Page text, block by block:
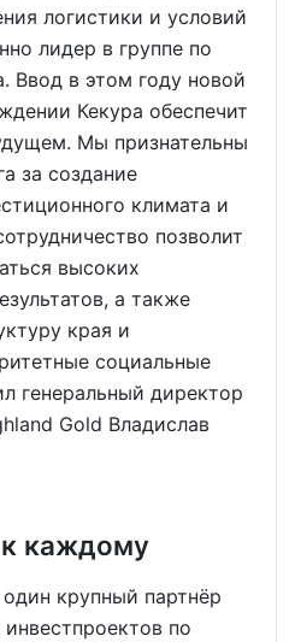
логистики и условий
лидер в группе по
Ввод в этом году новой
Кекура обеспечит
Мы признательны
за создание
климата и
позволит
высоких
а также
края и
социальные
генеральный директор
Gold Владислав
каждому
крупный партнёр
по